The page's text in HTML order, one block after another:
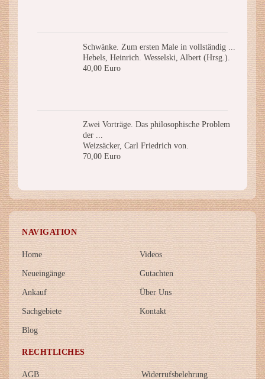
Schwänke. Zum ersten Male in vollständig ...
Hebels, Heinrich. Wesselski, Albert (Hrsg.).
40,00 Euro
Zwei Vorträge. Das philosophische Problem
der ...
Weizsäcker, Carl Friedrich von.
70,00 Euro
NAVIGATION
Home
Neueingänge
Ankauf
Sachgebiete
Blog
Videos
Gutachten
Über Uns
Kontakt
RECHTLICHES
AGB Widerrufsbelehrung